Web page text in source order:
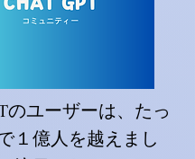
のユーザーは、たっ
１億人を越えまし